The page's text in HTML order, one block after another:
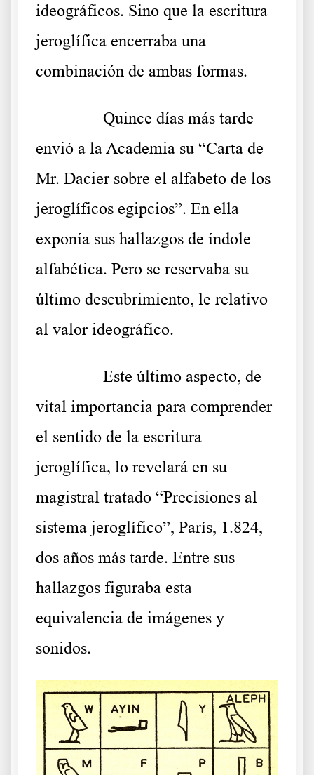
ideográficos. Sino que la escritura
jeroglífica encerraba una
combinación de ambas formas.
Quince días más tarde
envió a la Academia su “Carta de
Mr. Dacier sobre el alfabeto de los
jeroglíficos egipcios”. En ella
exponía sus hallazgos de índole
alfabética. Pero se reservaba su
último descubrimiento, le relativo
al valor ideográfico.
Este último aspecto, de
vital importancia para comprender
el sentido de la escritura
jeroglífica, lo revelará en su
magistral tratado “Precisiones al
sistema jeroglífico”, París, 1.824,
dos años más tarde. Entre sus
hallazgos figuraba esta
equivalencia de imágenes y
sonidos.